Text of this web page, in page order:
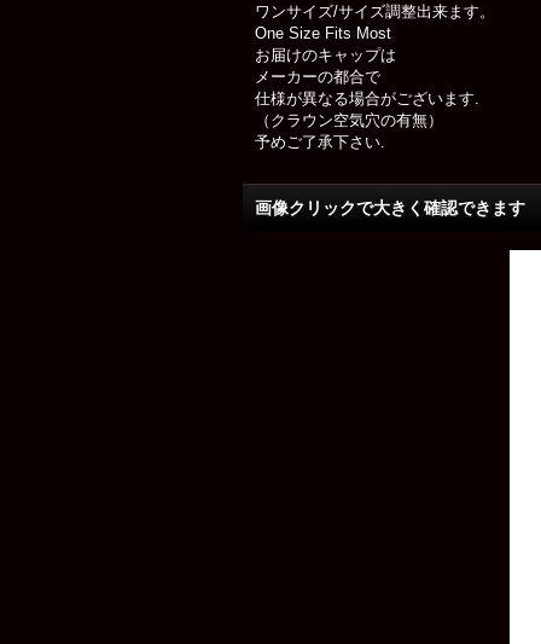
ワンサイズ/サイズ調整出来ます。
One Size Fits Most
お届けのキャップは
メーカーの都合で
仕様が異なる場合がございます.
（クラウン空気穴の有無）
予めご了承下さい.
画像クリックで大きく確認できま